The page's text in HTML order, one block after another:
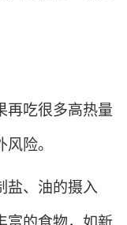
吃很多高热量
险。
、油的摄入